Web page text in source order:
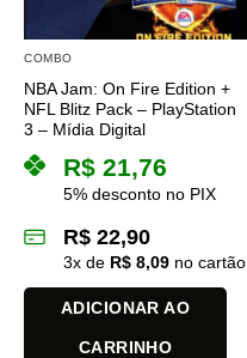
COMBO
NBA Jam: On Fire Edition +
NFL Blitz Pack – PlayStation
3 – Mídia Digital
R$ 21,76
5% desconto no PIX
R$ 22,90
3x de R$ 8,09 no cartão
ADICIONAR AO
CARRINHO